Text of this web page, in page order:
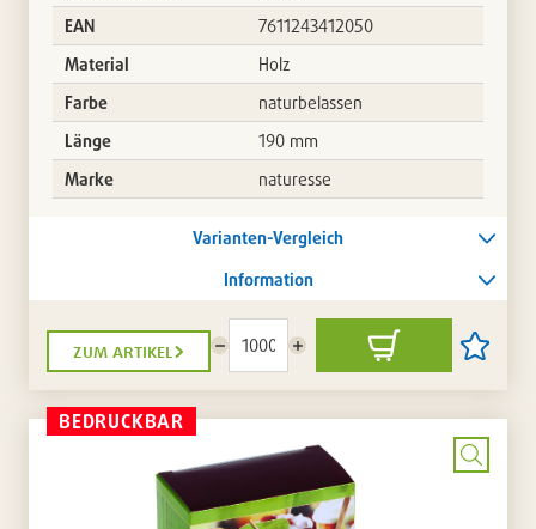
EAN
7611243412050
Material
Holz
Farbe
naturbelassen
Länge
190 mm
Marke
naturesse
Varianten-Vergleich
Information
zum artikel
Menge
reduzieren
Menge
erhöhen
In
den
Artikel
setzen
/
BEDRUCKBAR
Bild